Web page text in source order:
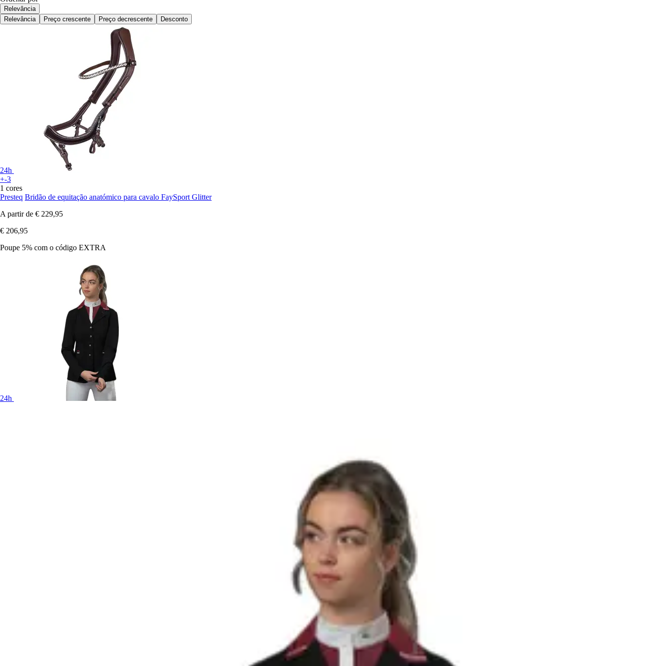
Relevância
Relevância
Preço crescente Preço decrescente Desconto
24h
+-3
1 cores
Presteq Bridão de equitação anatómico para cavalo FaySport Glitter
A partir de € 229,95
€ 206,95
Poupe 5% com o código EXTRA
24h